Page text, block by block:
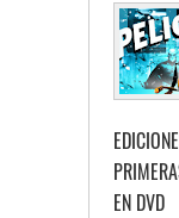
EN DVD